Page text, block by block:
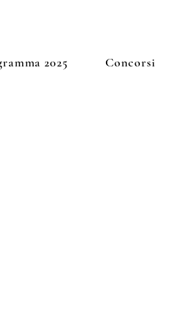
2025 Concorsi